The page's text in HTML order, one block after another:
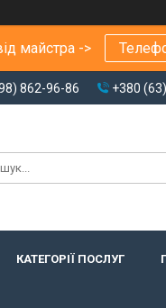
майстра ->
862-96-86 +380
КАТЕГОРІЇ ПОСЛУГ